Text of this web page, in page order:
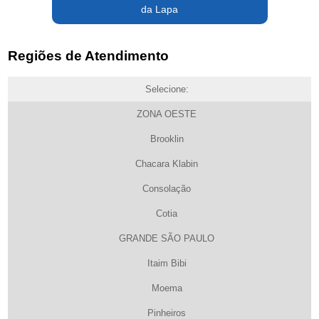
da Lapa
Regiões de Atendimento
Selecione:
ZONA OESTE
Brooklin
Chacara Klabin
Consolação
Cotia
GRANDE SÃO PAULO
Itaim Bibi
Moema
Pinheiros